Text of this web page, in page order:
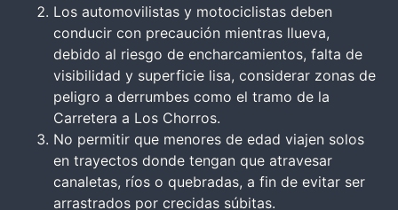
Los automovilistas y motociclistas deben
conducir con precaución mientras llueva,
debido al riesgo de encharcamientos, falta de
visibilidad y superficie lisa, considerar zonas de
peligro a derrumbes como el tramo de la
Carretera a Los Chorros.
No permitir que menores de edad viajen solos
en trayectos donde tengan que atravesar
canaletas, ríos o quebradas, a fin de evitar ser
arrastrados por crecidas súbitas.